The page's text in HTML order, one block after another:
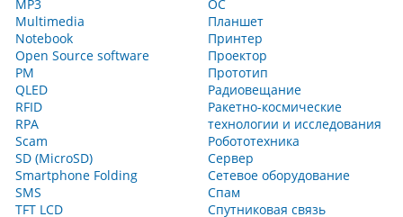
MP3
Multimedia
Notebook
Open Source software
PM
QLED
RFID
RPA
Scam
SD (MicroSD)
Smartphone Folding
SMS
TFT LCD
ОС
Планшет
Принтер
Проектор
Прототип
Радиовещание
Ракетно-космические
технологии и исследования
Робототехника
Сервер
Сетевое оборудование
Спам
Спутниковая связь